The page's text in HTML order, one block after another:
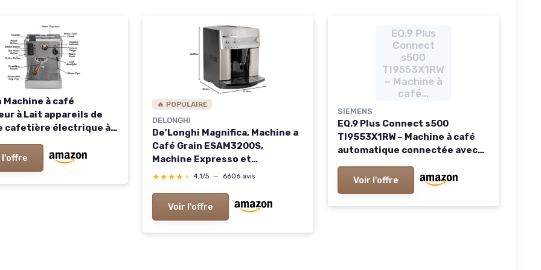
Machine à café
à Lait appareils de
cafetière électrique à
: A, Taille
l'offre
🔥 POPULAIRE
DELONGHI
De'Longhi Magnifica, Machine a
Café Grain ESAM3200S,
Machine Expresso et
Cappuccino, 1.8L, Argent Gris
★★★★★
★★★★★ 4,1/5 — 6606 avis
Voir l'offre
EQ.9 Plus
Connect
s500
TI9553X1RW
– Machine à
café...
SIEMENS
EQ.9 Plus Connect s500
TI9553X1RW – Machine à café
automatique connectée avec
silencieux – 14 recettes de
café – Mode Barista – Couleur :
Voir l'offre